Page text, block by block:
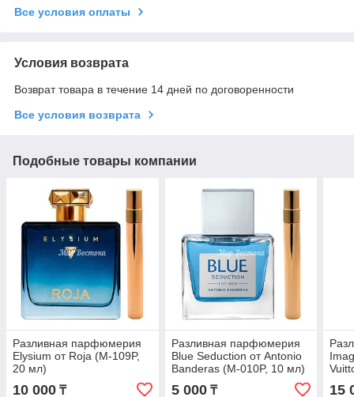
Все условия оплаты
Условия возврата
Возврат товара в течение 14 дней по договоренности
Все условия возврата
Подобные товары компании
Разливная парфюмерия
Elysium от Roja (M-109P,
20 мл)
10 000 ₸
Разливная парфюмерия
Blue Seduction от Antonio
Banderas (M-010P, 10 мл)
5 000₸ 15